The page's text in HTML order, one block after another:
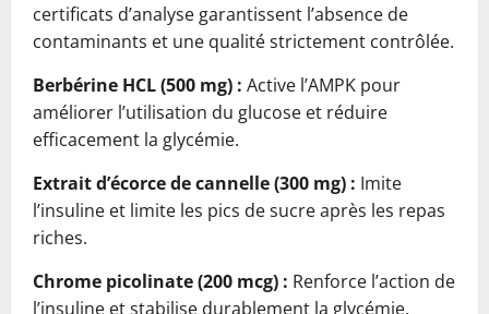
certificats d’analyse garantissent l’absence de
contaminants et une qualité strictement contrôlée.
Berbérine HCL (500 mg) : Active l’AMPK pour
améliorer l’utilisation du glucose et réduire
efficacement la glycémie.
Extrait d’écorce de cannelle (300 mg) : Imite
l’insuline et limite les pics de sucre après les repas
riches.
Chrome picolinate (200 mcg) : Renforce l’action de
l’insuline et stabilise durablement la glycémie.